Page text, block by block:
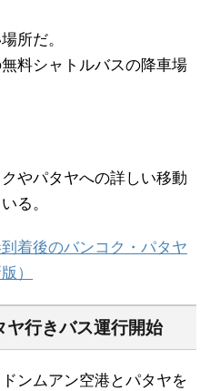
所だ。
料シャトルバスの降車場
やパタヤへの詳しい移動
る。
到着後のバンコク・パタヤ
）
ヤ行きバス運行開始
ンムアン空港とパタヤを